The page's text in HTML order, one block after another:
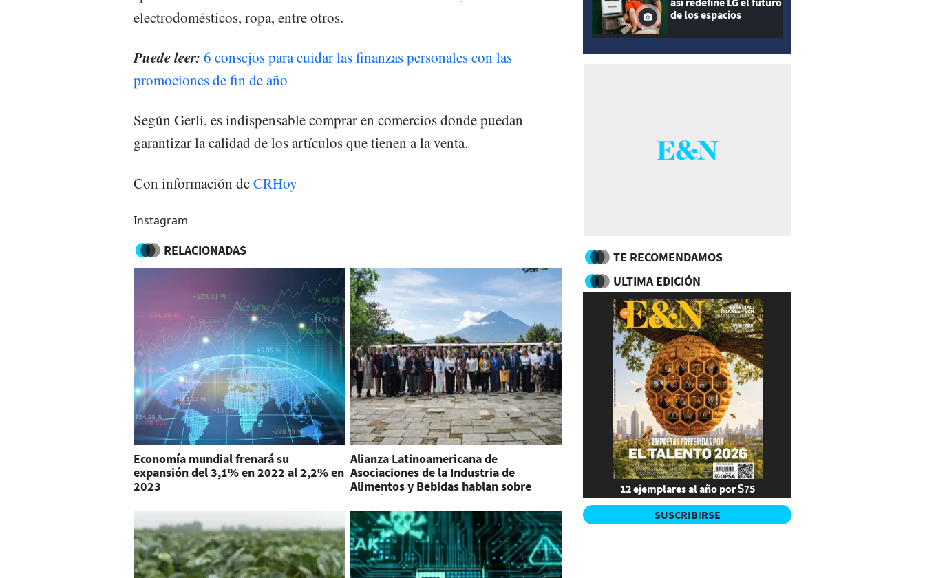
electrodomésticos, ropa, entre otros.
Puede leer: 6 consejos para cuidar las finanzas personales con las
promociones de fin de año
Según Gerli, es indispensable comprar en comercios donde puedan
garantizar la calidad de los artículos que tienen a la venta.
Con información deCRHoy
Instagram
RELACIONADAS
Economía mundial frenará su
expansión del 3,1% en 2022 al 2,2% en
2023
Alianza Latinoamericana de
Asociaciones de la Industria de
Alimentos y Bebidas hablan sobre
desafíos en Guatemala
de los espacios
TE RECOMENDAMOS
ULTIMA EDICIÓN
12 ejemplares al año por $75
SUSCRIBIRSE